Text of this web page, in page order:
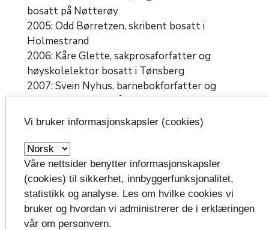
bosatt på Nøtterøy
2005: Odd Børretzen, skribent bosatt i
Holmestrand
2006: Kåre Glette, sakprosaforfatter og
høyskolelektor bosatt i Tønsberg
2007: Svein Nyhus, barnebokforfatter og
illustratør bosatt på Tjøme
2008: Niels Christian Geelmuyden, forfatter og
skribent bosatt på Tjøme
2009: Sidsel Mørck, forfatter oppvokst i
Sandefjord
2010: Tom Kristensen, forfatter fra Tjøme
2011: Erling Pedersen, forfatter bosatt i Larvik
2012: Jørn Lier Horst, forfatter bosatt i Stavern
2013: Mathis Mathisen, forfatter bosatt i
Vi bruker informasjonskapsler (cookies)
Våre nettsider benytter informasjonskapsler
(cookies) til sikkerhet, innbyggerfunksjonalitet,
statistikk og analyse. Les om hvilke cookies vi
bruker og hvordan vi administrerer de i erklæringen
vår om personvern.